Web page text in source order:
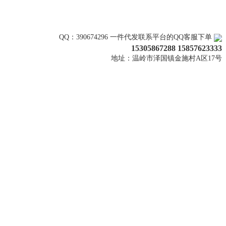
QQ：390674296 一件代发联系平台的QQ客服下单
15305867288 15857623333
地址：温岭市泽国镇金施村A区17号